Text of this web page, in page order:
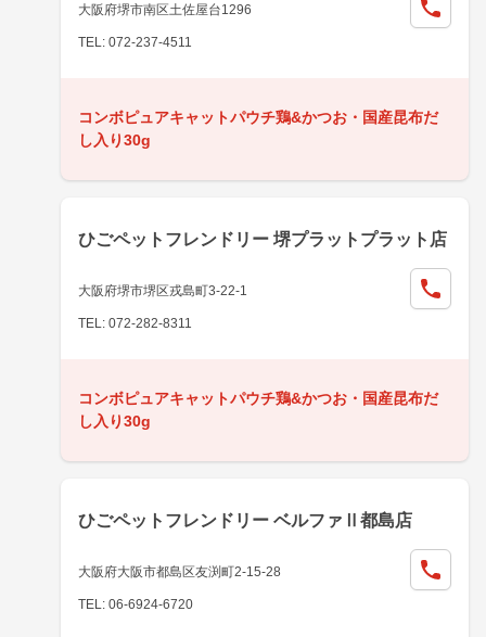
大阪府堺市南区土佐屋台1296
TEL: 072-237-4511
コンボピュアキャットパウチ鶏&かつお・国産昆布だ
し入り30g
ひごペットフレンドリー 堺プラットプラット店
大阪府堺市堺区戎島町3-22-1
TEL: 072-282-8311
コンボピュアキャットパウチ鶏&かつお・国産昆布だ
し入り30g
ひごペットフレンドリー ベルファⅡ都島店
大阪府大阪市都島区友渕町2-15-28
TEL: 06-6924-6720